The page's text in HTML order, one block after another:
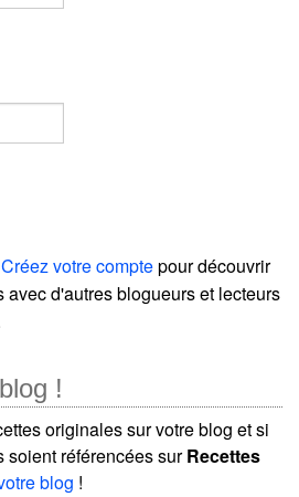
Créez votre comptepour découvrir
avec d'autres blogueurs et lecteurs
!
originales sur votre blog et si
référencées surRecettes
blog !